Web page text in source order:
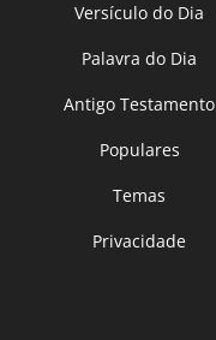
Versículo do Dia
Palavra do Dia
Antigo Testamento
Populares
Temas
Privacidade